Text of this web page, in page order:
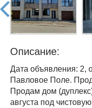
prev
Описание:
Дата объявления: 2,
Павловое Поле.
Продам дом
августа под